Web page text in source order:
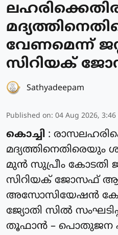
വേണമെന്ന്
സിറിയക്
Sathyadeepam
Published on: 04 Aug 2026, 3:46
കൊച്ചി :
മദ്യത്തിനെതിരെയും
മുൻ സുപ്രീം കോടതി
സിറിയക് ജോസഫ്
അസോസിയേഷൻ
ജ്യോതി സിൽ
തൂഫാൻ – പൊതുജന